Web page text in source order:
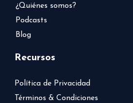
¿Quiénes somos?
Podcasts
Blog
Recursos
Política de Privacidad
Términos & Condiciones